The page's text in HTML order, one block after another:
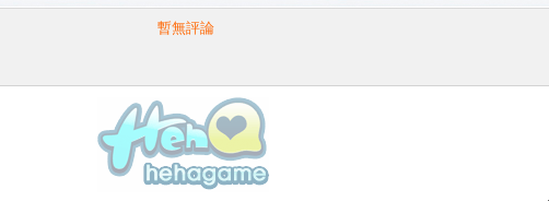
暫無評論